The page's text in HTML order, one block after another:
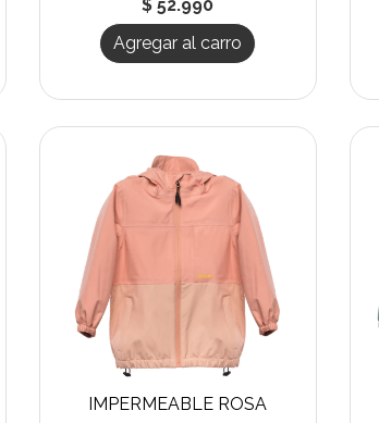
$ 52.990
Agregar al carro
IMPERMEABLE ROSA